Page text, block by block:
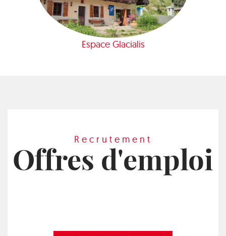
Espace Glacialis
Recrutement
Offres d'emploi